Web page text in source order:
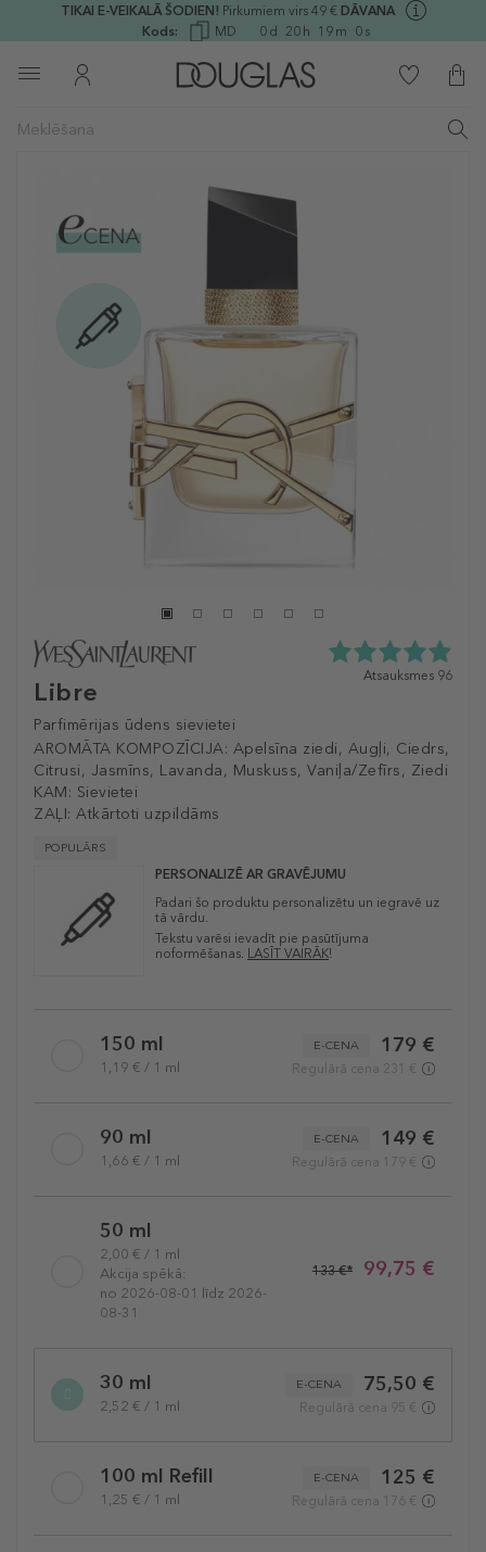
TIKAI E-VEIKALĀ ŠODIEN! Pirkumiem virs 49 € DĀVANA
Kods:
MD 0d 20h 18m 59s
Libre
Parfimērijas ūdens sievietei
AROMĀTA KOMPOZĪCIJA: Apelsīna ziedi, Augļi, Ciedrs,
Citrusi, Jasmīns, Lavanda, Muskuss, Vaniļa/Zefīrs, Ziedi
KAM: Sievietei
ZAĻI: Atkārtoti uzpildāms
POPULĀRS
PERSONALIZĒ AR GRAVĒJUMU
Padari šo produktu personalizētu un iegravē uz
tā vārdu.
Tekstu varēsi ievadīt pie pasūtījuma
noformēšanas. LASĪT VAIRĀK!
4.9
no
96
Atsauksmes 96
variation150 ml
1,19 € / 1 ml
179 €
E-CENA
Regulārā cena 231 €
90 ml
1,66 € / 1 ml
149 €
E-CENA
Regulārā cena 179 €
50 ml
2,00 € / 1 ml
Akcija spēkā:
no 2026-08-01 līdz 2026-
08-31
99,75 €
133 €*
30 ml
2,52 € / 1 ml
75,50 €
E-CENA
Regulārā cena 95 €
100 ml Refill
1,25 € / 1 ml
125 €
E-CENA
Regulārā cena 176 €